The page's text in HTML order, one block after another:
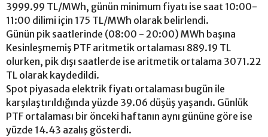
3999.99 TL/MWh, günün minimum fiyatı ise saat 10:00-
11:00 dilimi için 175 TL/MWh olarak belirlendi.
Günün pik saatlerinde (08:00 - 20:00) MWh başına
Kesinleşmemiş PTF aritmetik ortalaması 889.19 TL
olurken, pik dışı saatlerde ise aritmetik ortalama 3071.22
TL olarak kaydedildi.
Spot piyasada elektrik fiyatı ortalaması bugün ile
karşılaştırıldığında yüzde 39.06 düşüş yaşandı. Günlük
PTF ortalaması bir önceki haftanın aynı gününe göre ise
yüzde 14.43 azalış gösterdi.